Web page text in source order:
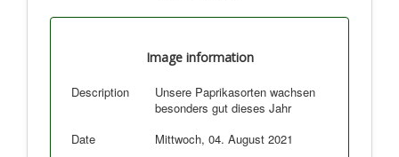
Image information
Description
Unsere Paprikasorten wachsen
besonders gut dieses Jahr
Date
Mittwoch, 04. August 2021